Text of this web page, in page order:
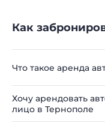
Как
Что такое аренда
Хочу арендовать
лицо в Тернополе